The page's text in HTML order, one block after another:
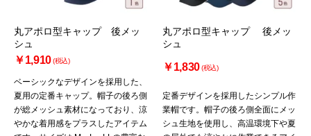
丸アポロ型キャップ 後メッ
シュ
￥1,910(税込)
ベーシックなデザインを採用した、
夏用の定番キャップ。帽子の後ろ側
が総メッシュ素材になっており、涼
やかな着用感をプラスしたアイテム
丸アポロ型キャップ 後メッ
シュ
￥1,830(税込)
定番デザインを採用したシンプル作
業帽です。帽子の後ろ側全面にメッ
シュ生地を使用し、高温環境下や夏